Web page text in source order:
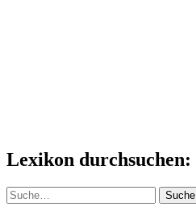
Lexikon durchsuchen:
Suche Suche